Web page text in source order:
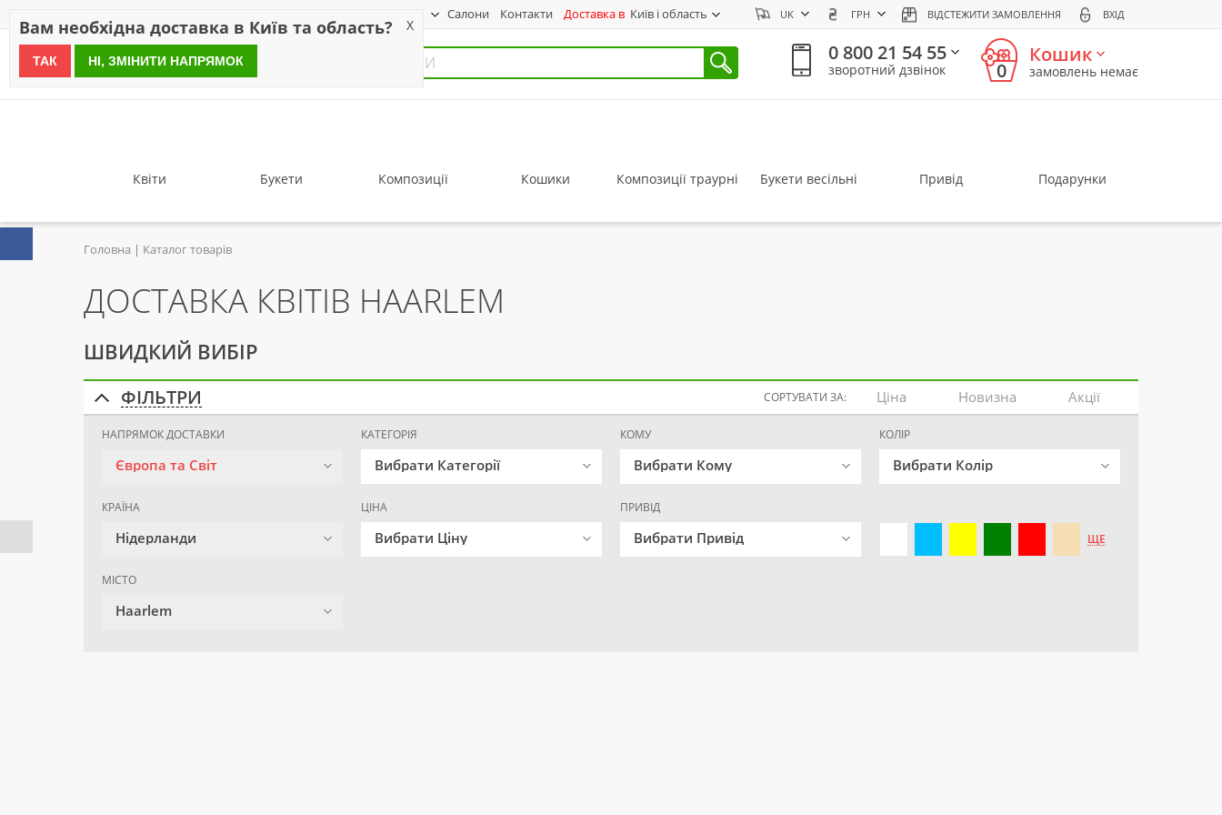
Салони Контакти Доставка в Київ і область UK ГРН ВІДСТЕЖИТИ ЗАМОВЛЕННЯ ВХІД
since 1999
0 800 21 54 55
зворотний дзвінок 0
Кошик
замовлень немає
Квіти Букети Композиції Кошики Композиції траурні Букети весільні Привід Подарунки
Головна Каталог товарів
ДОСТАВКА КВІТІВ HAARLEM
ШВИДКИЙ ВИБІР
ФІЛЬТРИ СОРТУВАТИ ЗА: Ціна Новизна Акції
НАПРЯМОК ДОСТАВКИ
Європа та Світ
КАТЕГОРІЯ
Вибрати Категорії
КОМУ
Вибрати Кому
КОЛІР
Вибрати Колір
КРАЇНА
Нідерланди
МІСТО
Haarlem
ЦІНА
Вибрати Ціну
ПРИВІД
Вибрати Привід ЩЕ
Вам необхідна доставка в Київ та область? X
ТАК НІ, ЗМІНИТИ НАПРЯМОК